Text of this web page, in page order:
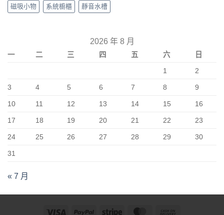
磁吸小物 系統櫥櫃 靜音水槽
2026 年 8 月
一 二 三 四 五 六
日
1
2
3 4 5 6 7 8 9
10 11 12 13 14 15 16
17 18 19 20 21 22 23
24 25 26 27 28 29 30
31
« 7 月